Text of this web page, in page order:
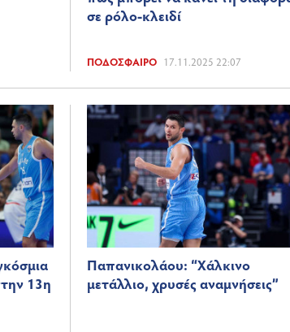
σε ρόλο-κλειδί
ΠΟΔΌΣΦΑΙΡΟ 17.11.2025 22:07
13η
Παπανικολάου: “Χάλκινο
μετάλλιο, χρυσές αναμνήσεις”